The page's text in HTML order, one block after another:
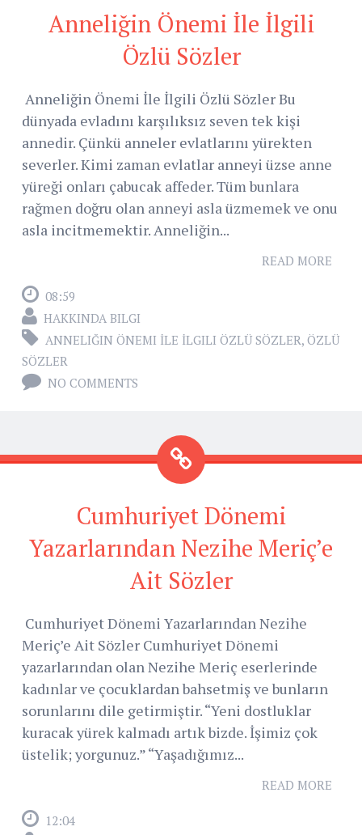
Anneliğin Önemi İle İlgili
Özlü Sözler
Anneliğin Önemi İle İlgili Özlü Sözler Bu
dünyada evladını karşılıksız seven tek kişi
annedir. Çünkü anneler evlatlarını yürekten
severler. Kimi zaman evlatlar anneyi üzse anne
yüreği onları çabucak affeder. Tüm bunlara
rağmen doğru olan anneyi asla üzmemek ve onu
asla incitmemektir. Anneliğin...
READ MORE
08:59
HAKKINDA BILGI
ANNELIĞIN ÖNEMI İLE İLGILI ÖZLÜ SÖZLER, ÖZLÜ
SÖZLER
NO COMMENTS
Cumhuriyet Dönemi
Yazarlarından Nezihe Meriç’e
Ait Sözler
Cumhuriyet Dönemi Yazarlarından Nezihe
Meriç’e Ait Sözler Cumhuriyet Dönemi
yazarlarından olan Nezihe Meriç eserlerinde
kadınlar ve çocuklardan bahsetmiş ve bunların
sorunlarını dile getirmiştir. “Yeni dost­luklar
kuracak yürek kalmadı artık bizde. İşimiz çok
üstelik; yorgunuz.” “Yaşadığımız...
READ MORE
12:04